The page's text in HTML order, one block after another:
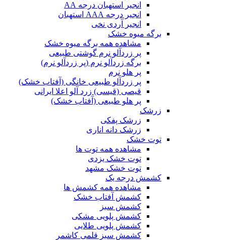
انجیر استهبان درجه AA
انجیر درجه AAA استهبان
انجیر آردی نخی
برگه میوه خشک
مشاهده همه برگه میوه خشک
پر زردآلو نرم گوشتی طبیعی
برگه زردآلو نرم (پر زردآلو نرم)
پر هلو نرم
پر زردآلو طبیعی خانگی (آفتاب خشک)
قیصی (قیسی) زرد آلو اعلا ایرانی
پر هلو طبیعی (آفتاب خشک)
زرشک
زرشک پفکی
زرشک دانه اناری
توت خشک
مشاهده همه توت ها
توت خشک یزدی
توت خشک مشهد
کشمش درجه یک
مشاهده همه کشمش ها
کشمش آفتاب خشک
کشمش سبز
کشمش پلویی مشکی
کشمش پلویی طلایی
کشمش سبز قلمی کاشمر